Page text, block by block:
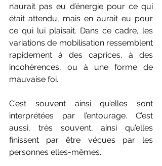
n’aurait pas eu d’énergie pour ce qui
était attendu, mais en aurait eu pour
ce qui lui plaisait. Dans ce cadre, les
variations de mobilisation ressemblent
rapidement à des caprices, à des
incohérences, ou à une forme de
mauvaise foi.
C’est souvent ainsi qu’elles sont
interprétées par l’entourage. C’est
aussi, très souvent, ainsi qu’elles
finissent par être vécues par les
personnes elles-mêmes.